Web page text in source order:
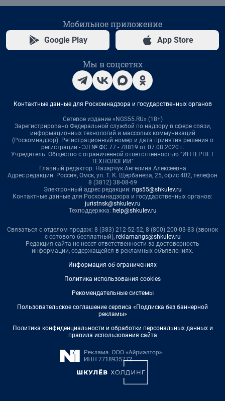
Мобильное приложение
Google Play App Store
Мы в соцсетях
Контактные данные для Роскомнадзора и государственных органов
Сетевое издание «NGS55.RU» (18+)
Зарегистрировано Федеральной службой по надзору в сфере связи,
информационных технологий и массовых коммуникаций
(Роскомнадзор). Регистрационный номер и дата принятия решения о
регистрации - ЭЛ № ФС 77 - 78819 от 07.08.2020 г.
Учредитель: Общество с ограниченной ответственностью "ИНТЕРНЕТ
ТЕХНОЛОГИИ"
Главный редактор: Назарчук Ангелина Алексеевна
Адрес редакции: Россия, Омск, ул. Т. К. Щербанева, 25, офис 402, телефон
8 (3812) 38-08-69
Электронный адрес редакции: ngs55@shkulev.ru
Контактные данные для Роскомнадзора и государственных органов:
juristnsk@shkulev.ru
Техподдержка: help@shkulev.ru
Связаться с отделом продаж: 8 (383) 212-52-52, 8 (800) 200-03-83 (звонок
с сотового бесплатный), reklamangs@shkulev.ru
Редакция сайта не несет ответственности за достоверность
информации, содержащейся в рекламных объявлениях.
Информация об ограничениях
Политика использования cookies
Рекомендательные системы
Пользовательское соглашение сервиса «Подписка без баннерной
рекламы»
Политика конфиденциальности и обработки персональных данных и
правила использования сайта